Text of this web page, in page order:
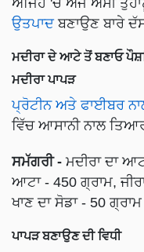
ਉਤਪਾਦਬਣਾਉਣ ਬਾਰੇ
ਮਦੀਰਾ ਦੇ ਆਟੇ ਤੋਂ ਬਣਾਓ
ਮਦੀਰਾ ਪਾਪੜ
ਪ੍ਰੋਟੀਨ ਅਤੇ ਫਾਈਬਰ
ਵਿੱਚ ਆਸਾਨੀ ਨਾਲ
ਸਮੱਗਰੀ - ਮਦੀਰਾ ਦਾ
ਆਟਾ - 450 ਗ੍ਰਾਮ,
ਖਾਣ ਦਾ ਸੋਡਾ - 50 ਗ੍ਰਾਮ
ਪਾਪੜ ਬਣਾਉਣ ਦੀ ਵਿਧੀ